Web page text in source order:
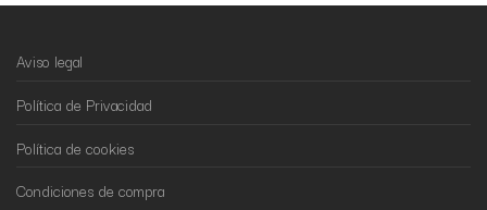
Aviso legal
Política de Privacidad
Política de cookies
Condiciones de compra